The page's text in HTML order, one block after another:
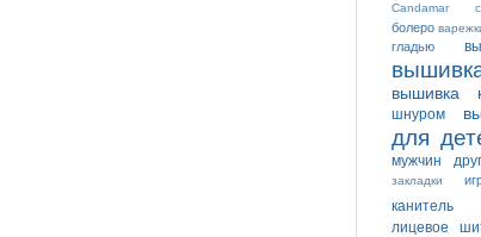
Candamar
болеро
гладью
вышивка
шнуром
для
мужчин
закладки
канитель
лицевое